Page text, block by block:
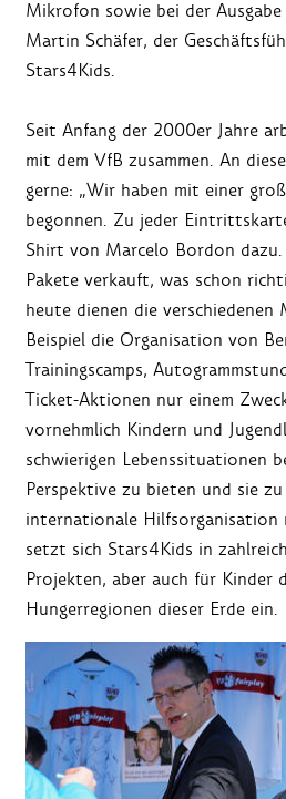
Mikrofon sowie bei der Ausgabe
Martin Schäfer, der
Stars4Kids.
Seit Anfang der 2000er Jahre
mit dem VfB zusammen. An
gerne: „Wir haben mit einer
begonnen. Zu jeder
Shirt von Marcelo Bordon
Pakete verkauft, was schon
heute dienen die verschiedenen
Beispiel die Organisation von
Trainingscamps,
Ticket-Aktionen nur einem
vornehmlich Kindern und
schwierigen Lebenssituationen
Perspektive zu bieten und sie
internationale Hilfsorganisation
setzt sich Stars4Kids in
Projekten, aber auch für Kinder
Hungerregionen dieser Erde ein.